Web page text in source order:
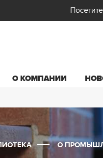
О КОМПАНИИ
О